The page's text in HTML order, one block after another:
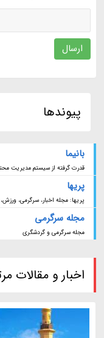
ارسال
پیوندها
بانیما
قدرت گرفته از سیستم مدیریت
پریها
پریها: مجله اخبار، سرگرمی،
مجله سرگرمی
مجله سرگرمی و گردشگری
اخبار و مقالات